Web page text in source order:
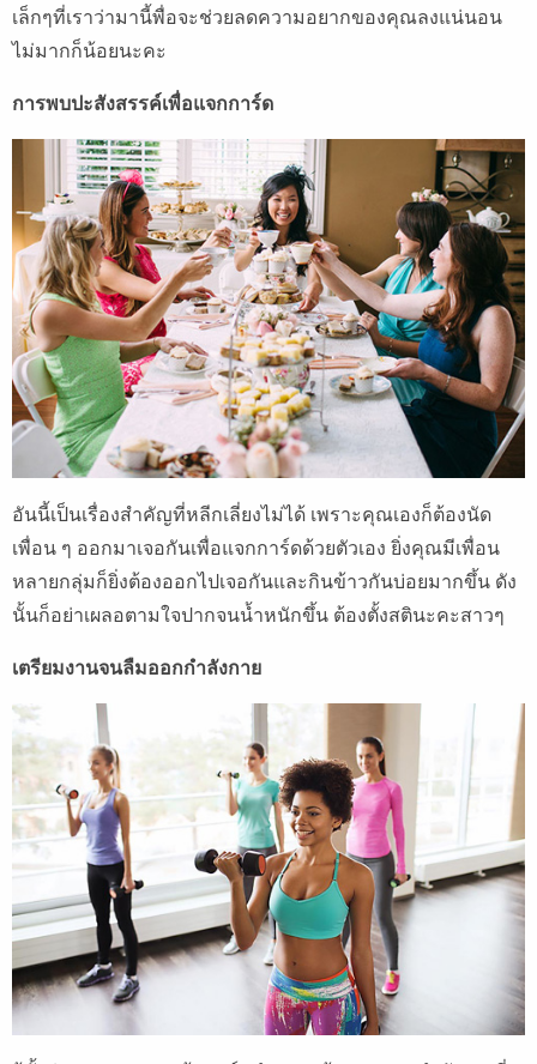
เล็กๆที่เราว่ามานี้พื่อจะช่วยลดความอยากของคุณลงแน่นอน
ไม่มากก็น้อยนะคะ
การพบปะสังสรรค์เพื่อแจกการ์ด
อันนี้เป็นเรื่องสำคัญที่หลีกเลี่ยงไม่ได้ เพราะคุณเองก็ต้องนัด
เพื่อน ๆ ออกมาเจอกันเพื่อแจกการ์ดด้วยตัวเอง ยิ่งคุณมีเพื่อน
หลายกลุ่มก็ยิ่งต้องออกไปเจอกันและกินข้าวกันบ่อยมากขึ้น ดัง
นั้นก็อย่าเผลอตามใจปากจนน้ำหนักขึ้น ต้องตั้งสตินะคะสาวๆ
เตรียมงานจนลืมออกกำลังกาย